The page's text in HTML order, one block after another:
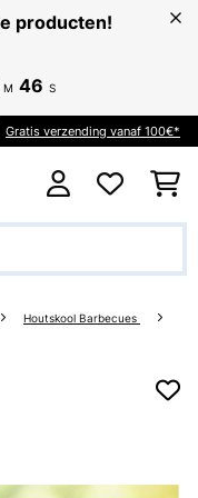
producten!
M 46 S
Gratis verzending vanaf 100€*
Houtskool Barbecues